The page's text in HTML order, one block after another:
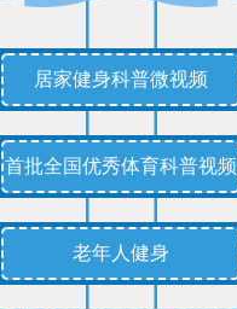
居家健身科普微视频
首批全国优秀体育科普视频
老年人健身